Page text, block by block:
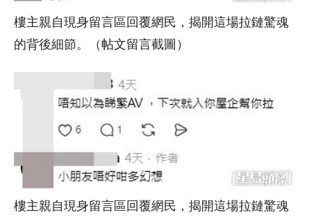
樓主親自現身留言區回覆網民，揭開這場拉鏈驚魂
的背後細節。（帖文留言截圖）
樓主親自現身留言區回覆網民，揭開這場拉鏈驚魂